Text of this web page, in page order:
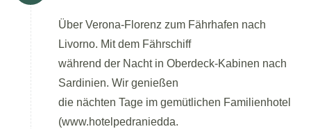
Über Verona-Florenz zum Fährhafen nach
Livorno. Mit dem Fährschiff
während der Nacht in Oberdeck-Kabinen nach
Sardinien. Wir genießen
die nächten Tage im gemütlichen Familienhotel
(www.hotelpedraniedda.